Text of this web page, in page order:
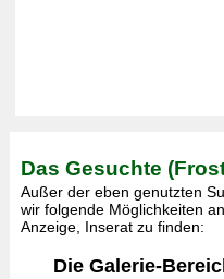
Das Gesuchte
Außer der eben genutzten
wir folgende Möglichkeiten
Anzeige, Inserat zu finden:
Die Galerie-